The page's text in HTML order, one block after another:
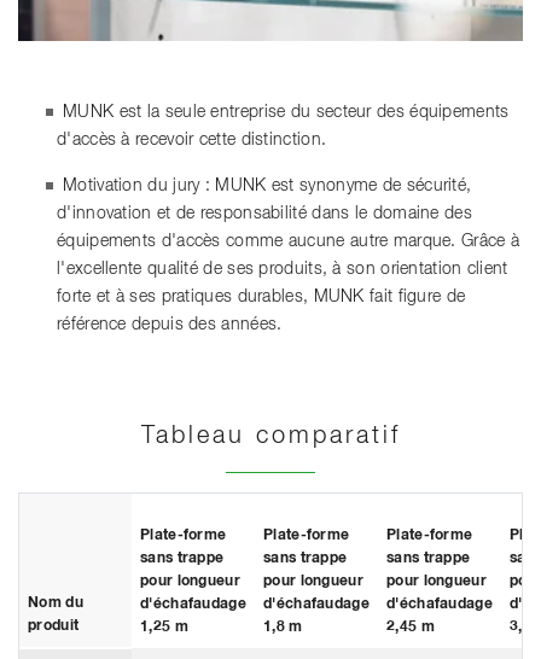
MUNK est la seule entreprise du secteur des équipements
d'accès à recevoir cette distinction.
Motivation du jury : MUNK est synonyme de sécurité,
d'innovation et de responsabilité dans le domaine des
équipements d'accès comme aucune autre marque. Grâce à
l'excellente qualité de ses produits, à son orientation client
forte et à ses pratiques durables, MUNK fait figure de
référence depuis des années.
Tableau comparatif
Nom du
produit
Plate-forme
sans trappe
pour longueur
d'échafaudage
1,25 m
Plate-forme
sans trappe
pour longueur
d'échafaudage
1,8 m
Plate-forme
sans trappe
pour longueur
d'échafaudage
2,45 m
3,0